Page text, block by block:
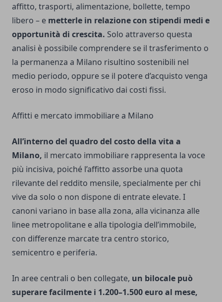
affitto, trasporti, alimentazione, bollette, tempo
libero – e metterle in relazione con stipendi medi e
opportunità di crescita. Solo attraverso questa
analisi è possibile comprendere se il trasferimento o
la permanenza a Milano risultino sostenibili nel
medio periodo, oppure se il potere d’acquisto venga
eroso in modo significativo dai costi fissi.
Affitti e mercato immobiliare a Milano
All’interno del quadro del costo della vita a
Milano, il mercato immobiliare rappresenta la voce
più incisiva, poiché l’affitto assorbe una quota
rilevante del reddito mensile, specialmente per chi
vive da solo o non dispone di entrate elevate. I
canoni variano in base alla zona, alla vicinanza alle
linee metropolitane e alla tipologia dell’immobile,
con differenze marcate tra centro storico,
semicentro e periferia.
In aree centrali o ben collegate, un bilocale può
superare facilmente i 1.200–1.500 euro al mese,